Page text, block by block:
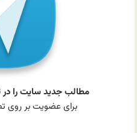
مطالب جدید سایت را در
برای عضویت بر روی